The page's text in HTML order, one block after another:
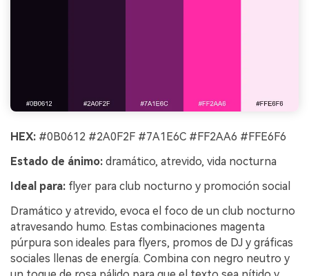
HEX: #0B0612 #2A0F2F #7A1E6C #FF2AA6 #FFE6F6
Estado de ánimo: dramático, atrevido, vida nocturna
Ideal para: flyer para club nocturno y promoción social
Dramático y atrevido, evoca el foco de un club nocturno
atravesando humo. Estas combinaciones magenta
púrpura son ideales para flyers, promos de DJ y gráficas
sociales llenas de energía. Combina con negro neutro y